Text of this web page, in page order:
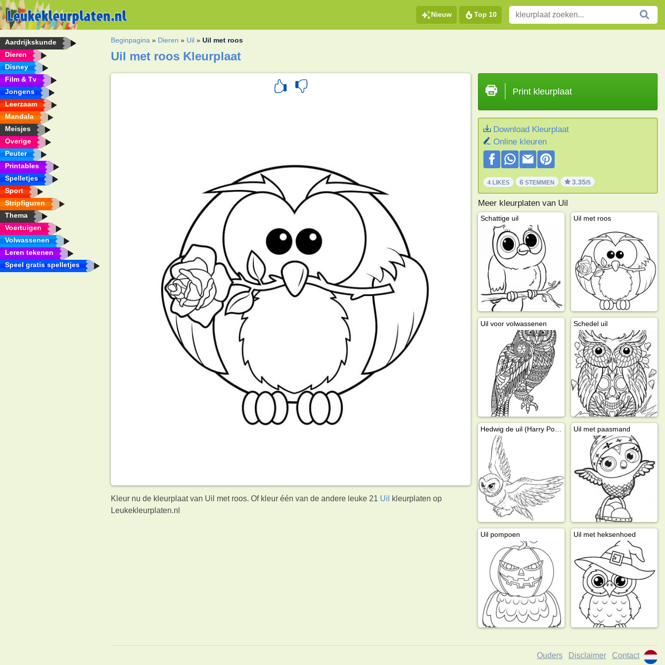
Nieuw Top 10
Aardrijkskunde
Dieren
Disney
Film & Tv
Jongens
Leerzaam
Mandala
Meisjes
Overige
Peuter
Printables
Spelletjes
Sport
Stripfiguren
Thema
Voertuigen
Volwassenen
Leren tekenen
Speel gratis spelletjes
Beginpagina » Dieren » Uil »Uil met roos
Uil met roos Kleurplaat
Kleur nu de kleurplaat van Uil met roos. Of kleur één van de andere leuke 21 Uil
kleurplaten op
Leukekleurplaten.nl
Print kleurplaat
Download Kleurplaat
Online kleuren
4 LIKES 6STEMMEN 3.35/5
Meer kleurplaten van Uil
Schattige uil Uil met roos
Uil voor volwassenen Schedel uil
Hedwig de uil (Harry Potter) Uil met paasmand
Uil pompoen Uil met heksenhoed
Ouders Disclaimer Contact